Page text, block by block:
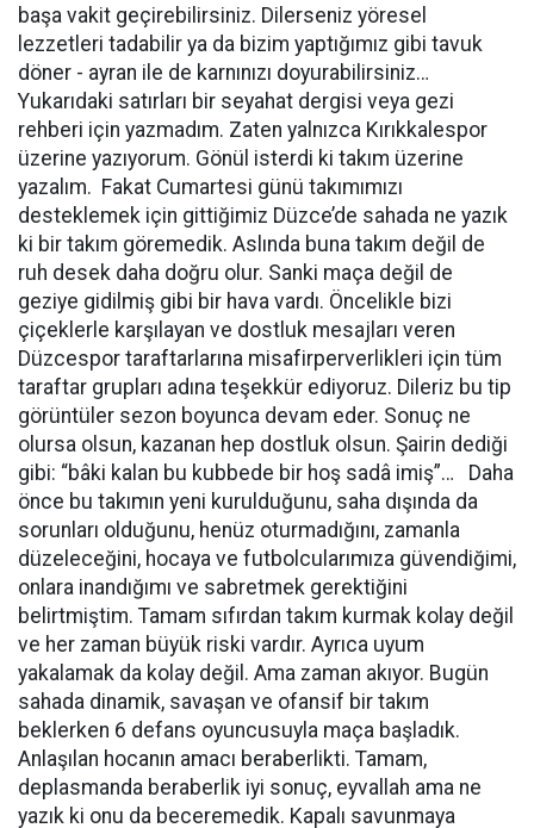
başa vakit geçirebilirsiniz. Dilerseniz yöresel
lezzetleri tadabilir ya da bizim yaptığımız gibi tavuk
döner - ayran ile de karnınızı doyurabilirsiniz…
Yukarıdaki satırları bir seyahat dergisi veya gezi
rehberi için yazmadım. Zaten yalnızca Kırıkkalespor
üzerine yazıyorum. Gönül isterdi ki takım üzerine
yazalım. Fakat Cumartesi günü takımımızı
desteklemek için gittiğimiz Düzce’de sahada ne yazık
ki bir takım göremedik. Aslında buna takım değil de
ruh desek daha doğru olur. Sanki maça değil de
geziye gidilmiş gibi bir hava vardı. Öncelikle bizi
çiçeklerle karşılayan ve dostluk mesajları veren
Düzcespor taraftarlarına misafirperverlikleri için tüm
taraftar grupları adına teşekkür ediyoruz. Dileriz bu tip
görüntüler sezon boyunca devam eder. Sonuç ne
olursa olsun, kazanan hep dostluk olsun. Şairin dediği
gibi: “bâki kalan bu kubbede bir hoş sadâ imiş”… Daha
önce bu takımın yeni kurulduğunu, saha dışında da
sorunları olduğunu, henüz oturmadığını, zamanla
düzeleceğini, hocaya ve futbolcularımıza güvendiğimi,
onlara inandığımı ve sabretmek gerektiğini
belirtmiştim. Tamam sıfırdan takım kurmak kolay değil
ve her zaman büyük riski vardır. Ayrıca uyum
yakalamak da kolay değil. Ama zaman akıyor. Bugün
sahada dinamik, savaşan ve ofansif bir takım
beklerken 6 defans oyuncusuyla maça başladık.
Anlaşılan hocanın amacı beraberlikti. Tamam,
deplasmanda beraberlik iyi sonuç, eyvallah ama ne
yazık ki onu da beceremedik. Kapalı savunmaya